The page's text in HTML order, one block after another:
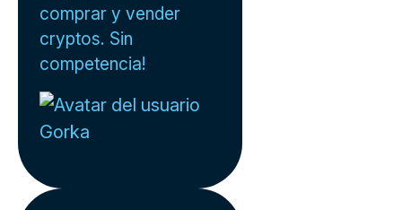
comprar y vender
cryptos. Sin
competencia!
Gorka